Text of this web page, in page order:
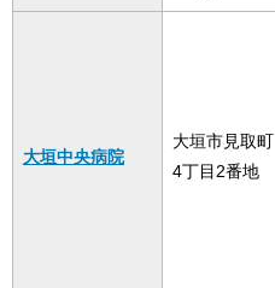
大垣中央病院
大垣市見取町
4丁目2番地